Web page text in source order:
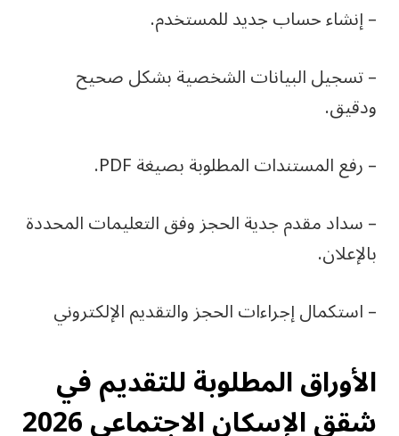
– إنشاء حساب جديد للمستخدم.
– تسجيل البيانات الشخصية بشكل صحيح
ودقيق.
– رفع المستندات المطلوبة بصيغة PDF.
– سداد مقدم جدية الحجز وفق التعليمات المحددة
بالإعلان.
– استكمال إجراءات الحجز والتقديم الإلكتروني
الأوراق المطلوبة للتقديم في
شقق الإسكان الاجتماعي 2026